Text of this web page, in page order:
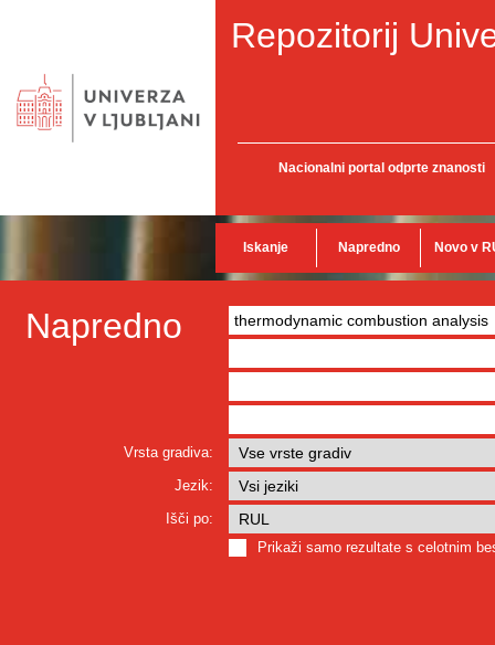
Repozitorij
Nacionalni portal odprte znanosti
Iskanje Napredno Novo v
Napredno
Vrsta gradiva:
Jezik:
Išči po:
Prikaži samo rezultate s celotnim